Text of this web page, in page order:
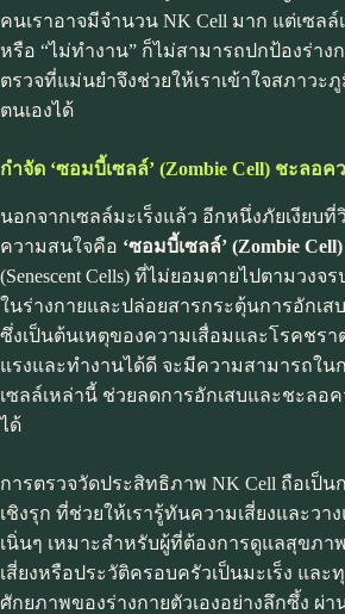
คนเราอาจมีจำนวน NK Cell มาก แต่เซล
หรือ “ไม่ทำงาน” ก็ไม่สามารถปกป้องร่าง
ตรวจที่แม่นยำจึงช่วยให้เราเข้าใจสภาว
ตนเองได้
กำจัด ‘ซอมบี้เซลล์’ (Zombie Cell) ชะลอค
นอกจากเซลล์มะเร็งแล้ว อีกหนึ่งภัยเงียบ
ความสนใจคือ ‘ซอมบี้เซลล์’ (Zombie Cell)
(Senescent Cells) ที่ไม่ยอมตายไปตามวง
ในร่างกายและปล่อยสารกระตุ้นการอักเส
ซึ่งเป็นต้นเหตุของความเสื่อมและโรคชรา
แรงและทำงานได้ดี จะมีความสามารถใน
เซลล์เหล่านี้ ช่วยลดการอักเสบและชะลอ
ได้
การตรวจวัดประสิทธิภาพ NK Cell ถือเป็
เชิงรุก ที่ช่วยให้เรารู้ทันความเสี่ยงและวา
เนิ่นๆ เหมาะสำหรับผู้ที่ต้องการดูแลสุขภา
เสี่ยงหรือประวัติครอบครัวเป็นมะเร็ง และ
ศักยภาพของร่างกายตัวเองอย่างลึกซึ้ง ผ่